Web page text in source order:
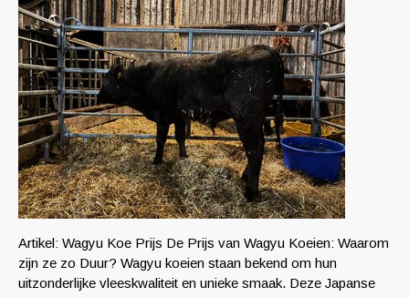
Artikel: Wagyu Koe Prijs De Prijs van Wagyu Koeien: Waarom
zijn ze zo Duur? Wagyu koeien staan bekend om hun
uitzonderlijke vleeskwaliteit en unieke smaak. Deze Japanse